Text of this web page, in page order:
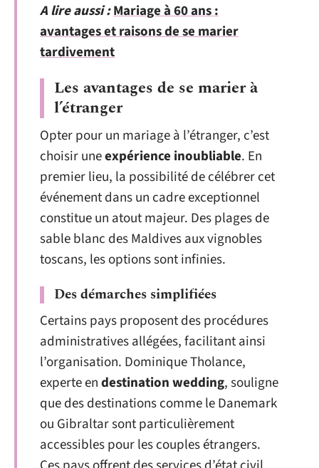
A lire aussi :Mariage à 60 ans :
avantages et raisons de se marier
tardivement
Les avantages de se marier à
l’étranger
Opter pour un mariage à l’étranger, c’est
choisir uneexpérience inoubliable. En
premier lieu, la possibilité de célébrer cet
événement dans un cadre exceptionnel
constitue un atout majeur. Des plages de
sable blanc des Maldives aux vignobles
toscans, les options sont infinies.
Des démarches simplifiées
Certains pays proposent des procédures
administratives allégées, facilitant ainsi
l’organisation. Dominique Tholance,
experte endestination wedding, souligne
que des destinations comme le Danemark
ou Gibraltar sont particulièrement
accessibles pour les couples étrangers.